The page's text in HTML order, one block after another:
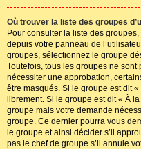
Où trouver la liste des groupes
Pour consulter la liste des
depuis votre panneau de
groupes, sélectionnez le groupe
Toutefois, tous les groupes ne
nécessiter une approbation,
être masqués. Si le groupe est dit
librement. Si le groupe est dit « À
groupe mais votre demande
groupe. Ce dernier pourra vous
le groupe et ainsi décider s’il
pas le chef de groupe s’il annule